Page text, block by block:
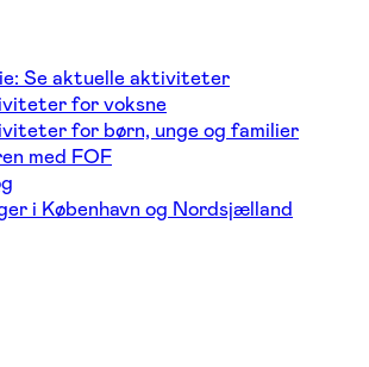
Se aktuelle aktiviteter
for voksne
for børn, unge og familier
med FOF
i København og Nordsjælland